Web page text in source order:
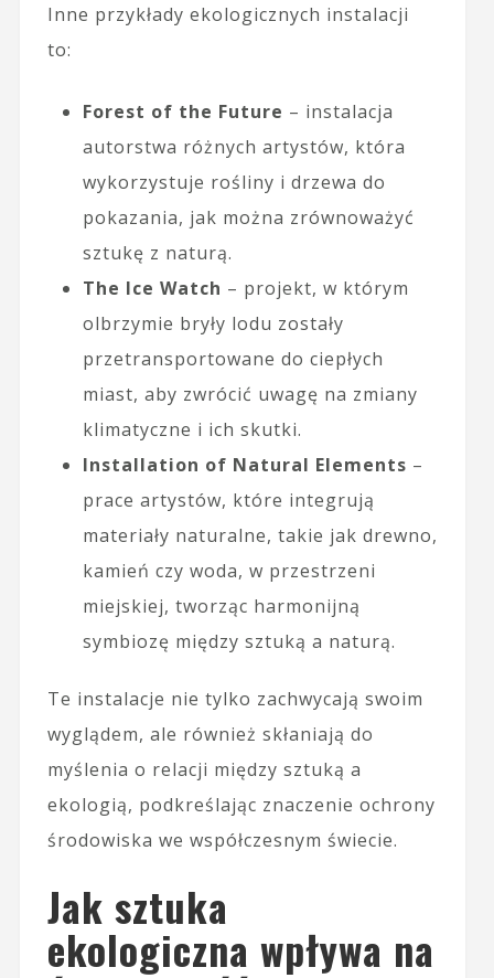
Inne przykłady ekologicznych instalacji
to:
Forest of the Future – instalacja
autorstwa różnych artystów, która
wykorzystuje rośliny i drzewa do
pokazania, jak można zrównoważyć
sztukę z naturą.
The Ice Watch – projekt, w którym
olbrzymie bryły lodu zostały
przetransportowane do ciepłych
miast, aby zwrócić uwagę na zmiany
klimatyczne i ich skutki.
Installation of Natural Elements –
prace artystów, które integrują
materiały naturalne, takie jak drewno,
kamień czy woda, w przestrzeni
miejskiej, tworząc harmonijną
symbiozę między sztuką a naturą.
Te instalacje nie tylko zachwycają swoim
wyglądem, ale również skłaniają do
myślenia o relacji między sztuką a
ekologią, podkreślając znaczenie ochrony
środowiska we współczesnym świecie.
Jak sztuka
ekologiczna wpływa na